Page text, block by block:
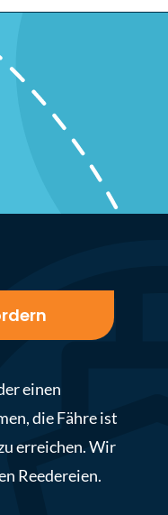
einen
die Fähre ist
erreichen. Wir
Reedereien.